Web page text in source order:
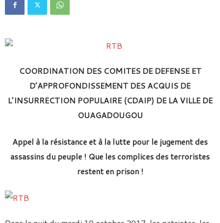
COORDINATION DES COMITES DE DEFENSE ET
D’APPROFONDISSEMENT DES ACQUIS DE
L’INSURRECTION POPULAIRE (CDAIP) DE LA VILLE DE
OUAGADOUGOU
Appel à la résistance et à la lutte pour le jugement des
assassins du peuple ! Que les complices des terroristes
restent en prison !